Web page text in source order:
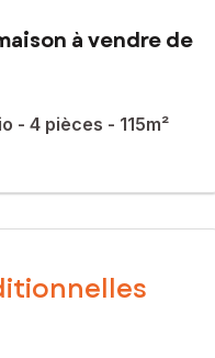
à vendre de
- 4 pièces - 115m²
au cœur du charmant
un vaste
offre un espace